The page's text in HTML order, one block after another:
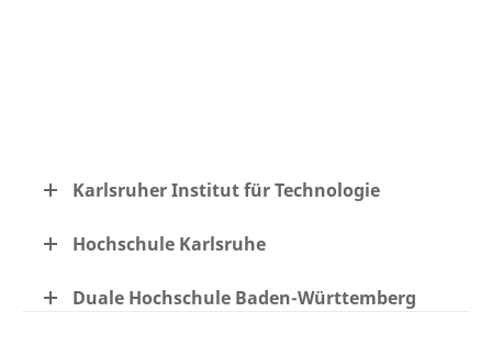
Karlsruher Institut für Technologie
Hochschule Karlsruhe
Duale Hochschule Baden-Württemberg